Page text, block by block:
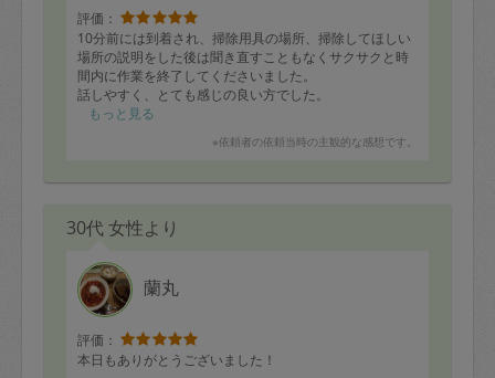
評価：
10分前には到着され、掃除用具の場所、掃除してほしい
場所の説明をした後は聞き直すこともなくサクサクと時
間内に作業を終了してくださいました。
話しやすく、とても感じの良い方でした。
お掃除以外にも色々出来るタスカジさんなので、またお
もっと見る
※依頼者の依頼当時の主観的な感想です。
30代 女性より
蘭丸
評価：
本日もありがとうございました！